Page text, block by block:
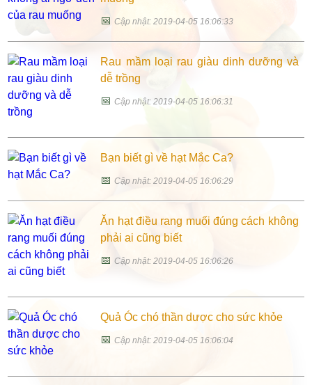
📅Cập nhật: 2019-04-05 16:06:33
Rau mầm loại rau giàu dinh dưỡng và
dễ trồng
📅Cập nhật: 2019-04-05 16:06:31
Bạn biết gì về hạt Mắc Ca?
📅Cập nhật: 2019-04-05 16:06:29
Ăn hạt điều rang muối đúng cách không
phải ai cũng biết
📅Cập nhật: 2019-04-05 16:06:26
Quả Óc chó thần dược cho sức khỏe
📅Cập nhật: 2019-04-05 16:06:04